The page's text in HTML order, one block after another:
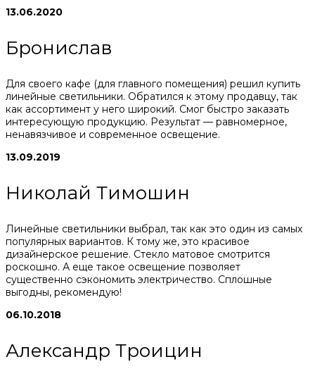
13.06.2020
Бронислав
Для своего кафе (для главного помещения) решил купить
линейные светильники. Обратился к этому продавцу, так
как ассортимент у него широкий. Смог быстро заказать
интересующую продукцию. Результат — равномерное,
ненавязчивое и современное освещение.
13.09.2019
Николай Тимошин
Линейные светильники выбрал, так как это один из самых
популярных вариантов. К тому же, это красивое
дизайнерское решение. Стекло матовое смотрится
роскошно. А еще такое освещение позволяет
существенно сэкономить электричество. Сплошные
выгодны, рекомендую!
06.10.2018
Александр Троицин